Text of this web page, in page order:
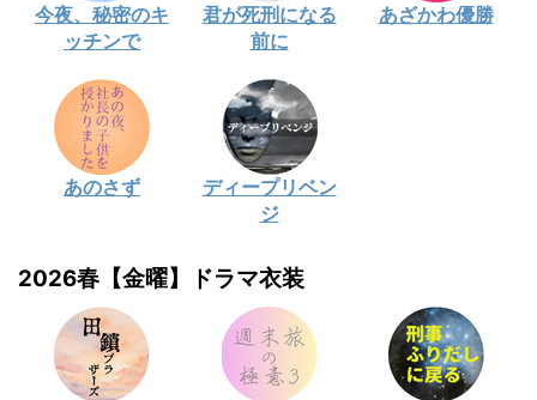
今夜、秘密のキ
ッチンで
君が死刑になる
前に
あざかわ優勝
あのさず
ディープリベン
ジ
2026春【金曜】ドラマ衣装